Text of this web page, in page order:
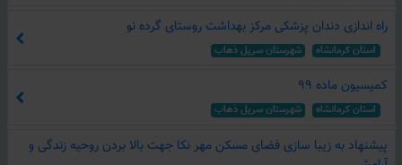
امتیازات و مجوزات اقتصادی به خود مردم واگذار شود
عجیب‌ ترین شرکت در تاریخ کشور
فرماندار شهرستان پارسیان: آماده همکاری با طرح‌های اقتصادی مردم محور هستم
تاکید نماینده غرب هرمزگان به بهرمندی مردم از ظرفیت‌های اقتصادی
راه اندازی دندان‌ پزشکی مرکز بهداشت روستای گرده نو
استان كرمانشاه شهرستان سرپل ذهاب
کمیسیون ماده ۹۹
استان كرمانشاه شهرستان سرپل ذهاب
پیشنهاد به زیبا سازی فضای مسکن مهر نکا جهت بالا بردن روحیه زندگی و